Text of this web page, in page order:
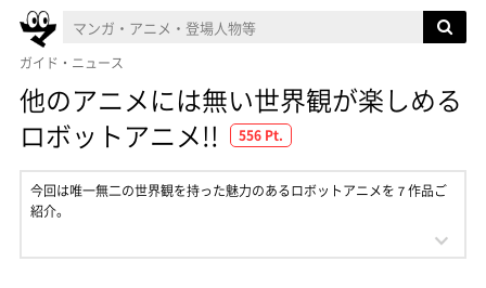
ガイド・ニュース
他のアニメには無い世界観が楽しめる
ロボットアニメ!!
556 Pt.
今回は唯一無二の世界観を持った魅力のあるロボットアニメを７作品ご
紹介。